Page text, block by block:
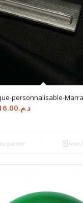
personnalisable-
:
د.م.17.00.
د.م.Le
د.م.16.00.
panier Voir